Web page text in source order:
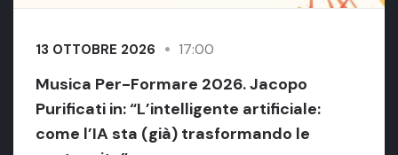
13 OTTOBRE 2026 17:00
Musica Per-Formare 2026. Jacopo
Purificati in: “L’intelligente artificiale:
come l’IA sta (già) trasformando le